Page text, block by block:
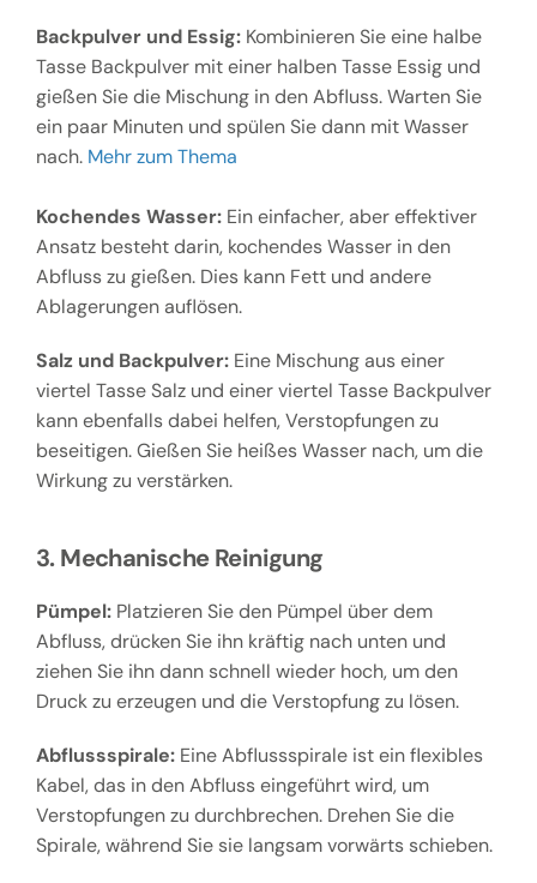
Backpulver und Essig:Kombinieren Sie eine halbe
Tasse Backpulver mit einer halben Tasse Essig und
gießen Sie die Mischung in den Abfluss. Warten Sie
ein paar Minuten und spülen Sie dann mit Wasser
nach. Mehr zum Thema
Kochendes Wasser:Ein einfacher, aber effektiver
Ansatz besteht darin, kochendes Wasser in den
Abfluss zu gießen. Dies kann Fett und andere
Ablagerungen auflösen.
Salz und Backpulver:Eine Mischung aus einer
viertel Tasse Salz und einer viertel Tasse Backpulver
kann ebenfalls dabei helfen, Verstopfungen zu
beseitigen. Gießen Sie heißes Wasser nach, um die
Wirkung zu verstärken.
3. Mechanische Reinigung
Pümpel:Platzieren Sie den Pümpel über dem
Abfluss, drücken Sie ihn kräftig nach unten und
ziehen Sie ihn dann schnell wieder hoch, um den
Druck zu erzeugen und die Verstopfung zu lösen.
Abflussspirale:Eine Abflussspirale ist ein flexibles
Kabel, das in den Abfluss eingeführt wird, um
Verstopfungen zu durchbrechen. Drehen Sie die
Spirale, während Sie sie langsam vorwärts schieben.